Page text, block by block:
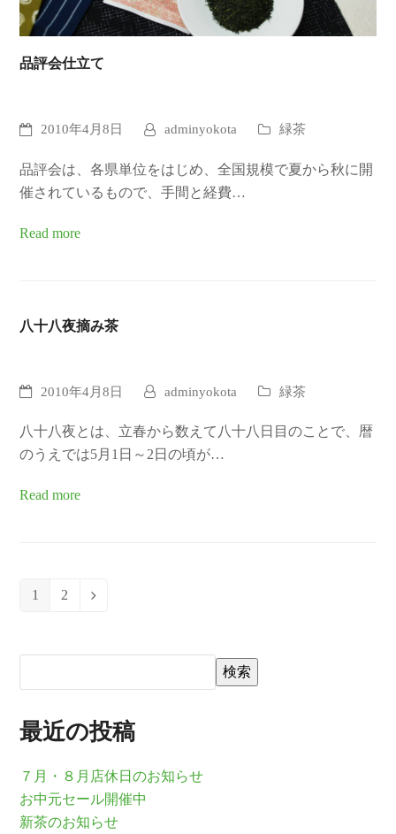
品評会仕立て
2010年4月8日 adminyokota 緑茶
品評会は、各県単位をはじめ、全国規模で夏から秋に開
催されているもので、手間と経費…
Read more
八十八夜摘み茶
2010年4月8日 adminyokota 緑茶
八十八夜とは、立春から数えて八十八日目のことで、暦
のうえでは5月1日～2日の頃が…
Read more
Page
1 Page
2 Next
検索
最近の投稿
７月・８月店休日のお知らせ
お中元セール開催中
新茶のお知らせ